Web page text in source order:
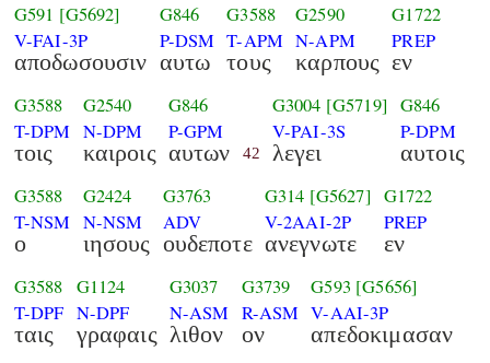
G591 [G5692]
V-FAI-3P
αποδωσουσιν
G846
P-DSM
αυτω
G3588
T-APM
τους
G2590
N-APM
καρπους
G1722
PREP
εν
G3588
T-DPM
τοις
G2540
N-DPM
καιροις
G846
P-GPM
αυτων 42
G3004 [G5719]
V-PAI-3S
λεγει
G846
P-DPM
αυτοις
G3588
T-NSM
ο
G2424
N-NSM
ιησους
G3763
ADV
ουδεποτε
G314 [G5627]
V-2AAI-2P
ανεγνωτε
G1722
PREP
εν
G3588
T-DPF
ταις
G1124
N-DPF
γραφαις
G3037
N-ASM
λιθον
G3739
R-ASM
ον
G593 [G5656]
V-AAI-3P
απεδοκιμασαν